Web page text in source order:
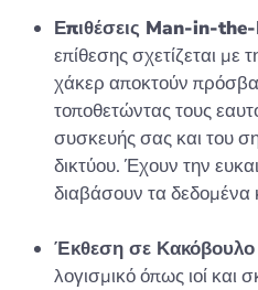
Επιθέσεις Man-in-
επίθεσης σχετίζεται με
χάκερ αποκτούν
τοποθετώντας τους
συσκευής σας και του
δικτύου. Έχουν την
διαβάσουν τα δεδομένα
Έκθεση σε Κακόβουλο
λογισμικό όπως ιοί και